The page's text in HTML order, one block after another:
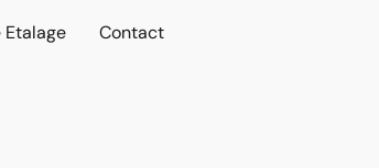
Etalage Contact